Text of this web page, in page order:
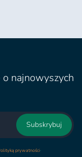
najnowyszych
Subskrybuj
prywatności.